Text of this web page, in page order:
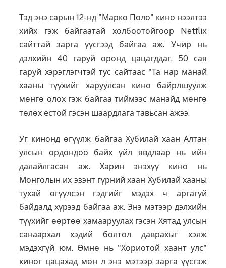
Тэд энэ сарын 12-нд "Марко Поло" кино нээлтээ
хийх гэж байгаатай холбоотойгоор Netflix
сайттай зарга үүсгээд байгаа аж. Учир нь
дэлхийн 40 гаруй оронд цацагддаг, 50 сая
гаруй хэрэглэгчтэй тус сайтаас "Та нар манай
хааны түүхийг харуулсан кино байрлшуулж
мөнгө олох гэж байгаа тиймээс манайд мөнгө
төлөх ёстой гэсэн шаардлага тавьсан ажээ.
Уг кинонд өгүүлж байгаа Хубилай хаан Алтан
улсын ордондоо байх үйл явдлаар нь ийн
далайлгасан аж. Харин энэхүү кино нь
Монголын их эзэнт гүрний хаан Хубилай хааны
тухай өгүүлсэн гэдгийг мэдэх ч аргагүй
байдалд хүрээд байгаа аж. Энэ мэтээр дэлхийн
түүхийг өөртөө хамааруулах гэсэн Хятад улсын
санаархал хэдий болтол даврахыг хэлж
мэдэхгүй юм. Өмнө нь "Хориотой хаант улс"
киног цацахад мөн л энэ мэтээр зарга үүсгэж